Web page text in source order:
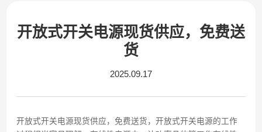
开放式开关电源现货供应，免费送
货
2025.09.17
开放式开关电源现货供应，免费送货，开放式开关电源的工作